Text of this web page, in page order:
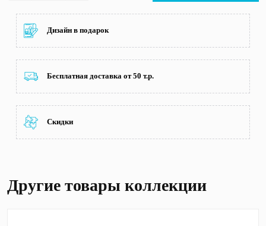
Дизайн в подарок
Бесплатная доставка от 50 т.р.
Скидки
Другие товары коллекции